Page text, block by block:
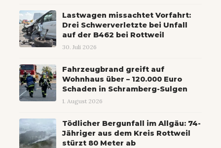
Lastwagen missachtet Vorfahrt:
Drei Schwerverletzte bei Unfall
auf der B462 bei Rottweil
30. Juli 2026
Fahrzeugbrand greift auf
Wohnhaus über – 120.000 Euro
Schaden in Schramberg-Sulgen
1. August 2026
Tödlicher Bergunfall im Allgäu: 74-
Jähriger aus dem Kreis Rottweil
stürzt 80 Meter ab